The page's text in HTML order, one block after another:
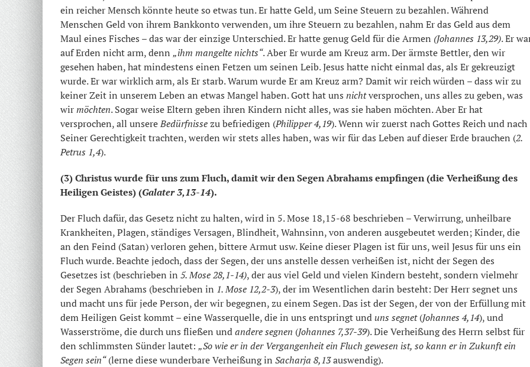
ein reicher Mensch könnte heute so etwas tun. Er hatte Geld, um Seine Steuern zu bezahlen. Während
Menschen Geld von ihrem Bankkonto verwenden, um ihre Steuern zu bezahlen, nahm Er das Geld aus dem
Maul eines Fisches – das war der einzige Unterschied. Er hatte genug Geld für die Armen (Johannes 13,29). Er
auf Erden nicht arm, denn „ihm mangelte nichts“. Aber Er wurde am Kreuz arm. Der ärmste Bettler, den wir
gesehen haben, hat mindestens einen Fetzen um seinen Leib. Jesus hatte nicht einmal das, als Er gekreuzigt
wurde. Er war wirklich arm, als Er starb. Warum wurde Er am Kreuz arm? Damit wir reich würden – dass wir zu
keiner Zeit in unserem Leben an etwas Mangel haben. Gott hat uns nichtversprochen, uns alles zu geben, was
wirmöchten. Sogar weise Eltern geben ihren Kindern nicht alles, was sie haben möchten. Aber Er hat
versprochen, all unsereBedürfnissezu befriedigen (Philipper 4,19). Wenn wir zuerst nach Gottes Reich und nach
Seiner Gerechtigkeit trachten, werden wir stets alles haben, was wir für das Leben auf dieser Erde brauchen (2.
Petrus 1,4).
(3) Christus wurde für uns zum Fluch, damit wir den Segen Abrahams empfingen (die Verheißung des
Heiligen Geistes) (Galater 3,13-14).
Der Fluch dafür, das Gesetz nicht zu halten, wird in 5. Mose 18,15-68 beschrieben – Verwirrung, unheilbare
Krankheiten, Plagen, ständiges Versagen, Blindheit, Wahnsinn, von anderen ausgebeutet werden; Kinder, die
an den Feind (Satan) verloren gehen, bittere Armut usw. Keine dieser Plagen ist für uns, weil Jesus für uns ein
Fluch wurde. Beachte jedoch, dass der Segen, der uns anstelle dessen verheißen ist, nicht der Segen des
Gesetzes ist (beschrieben in 5. Mose 28,1-14), der aus viel Geld und vielen Kindern besteht, sondern vielmehr
der Segen Abrahams (beschrieben in 1. Mose 12,2-3), der im Wesentlichen darin besteht: Der Herr segnet uns
und macht uns für jede Person, der wir begegnen, zu einem Segen. Das ist der Segen, der von der Erfüllung mit
dem Heiligen Geist kommt – eine Wasserquelle, die in uns entspringt unduns segnet(Johannes 4,14), und
Wasserströme, die durch uns fließen undandere segnen (Johannes 7,37-39). Die Verheißung des Herrn selbst für
den schlimmsten Sünder lautet: „So wie er in der Vergangenheit ein Fluch gewesen ist, so kann er in Zukunft ein
Segen sein“(lerne diese wunderbare Verheißung in Sacharja 8,13auswendig).